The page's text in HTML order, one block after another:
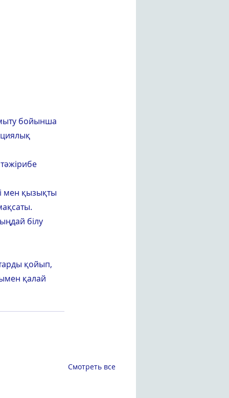
бойынша
мен қызықты
білу
қойып,
қалай
Смотреть все